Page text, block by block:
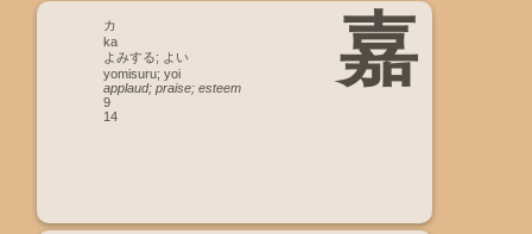
嘉
カ
ka
よみする; よい
yomisuru; yoi
applaud; praise; esteem
9
14